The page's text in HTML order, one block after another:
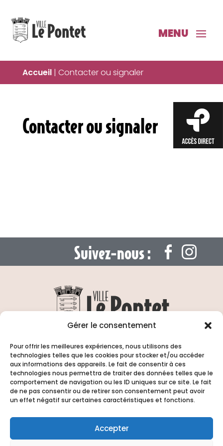
Gérer le consentement
Pour offrir les meilleures expériences, nous utilisons des
technologies telles que les cookies pour stocker et/ou accéder
aux informations des appareils. Le fait de consentir à ces
technologies nous permettra de traiter des données telles que le
comportement de navigation ou les ID uniques sur ce site. Le fait
de ne pas consentir ou de retirer son consentement peut avoir
un effet négatif sur certaines caractéristiques et fonctions.
Accepter
Accueil| Contacter ou signaler
Contacter ou signaler
Suivez-nous :
13 Rue de l’Hôtel de ville 84130 Le Pontet
| Tél. :04 90 31 66 00
Horaires d’ouverture : Du lundi au vendredi
de8h15 à 12het de13h15 à 17h00| Fermé
samedi et dimanche